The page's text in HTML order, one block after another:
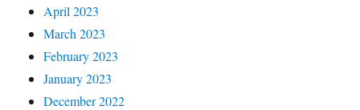
April 2023
March 2023
February 2023
January 2023
December 2022